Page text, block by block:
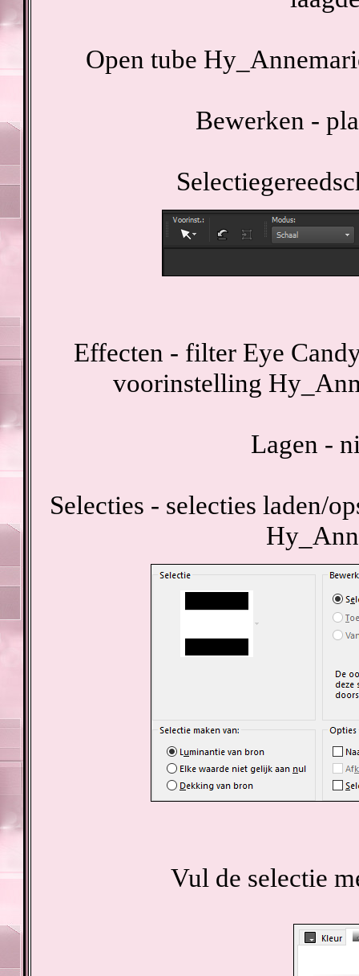
Open tube
Bewerken -
Effecten - filter Eye
voorinstelling
Lagen -
Selecties - selecties laden/
Vul de selectie